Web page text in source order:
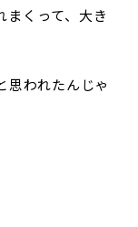
まくって、大き
われたんじゃ